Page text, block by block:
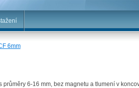
6mm
6-16 mm, bez magnetu a tlumení v